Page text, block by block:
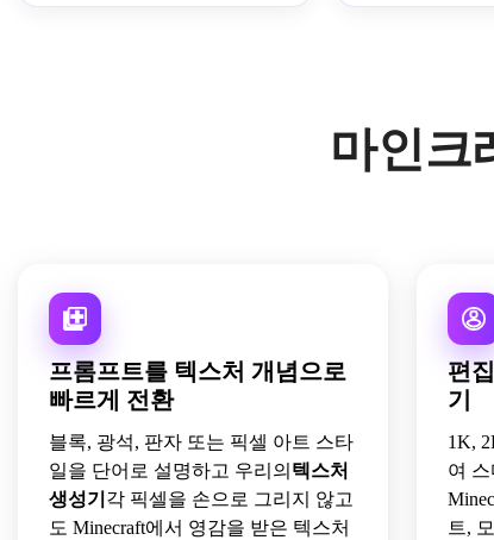
용하세요.
젠테이션을 추가
마인크
프롬프트를 텍스처 개념으로
빠르게 전환
블록, 광석, 판자 또는 픽셀 아트 스타
일을 단어로 설명하고 우리의 텍스처
생성기 각 픽셀을 손으로 그리지 않고
도 Minecraft에서 영감을 받은 텍스처
편
기
1K,
여
트,